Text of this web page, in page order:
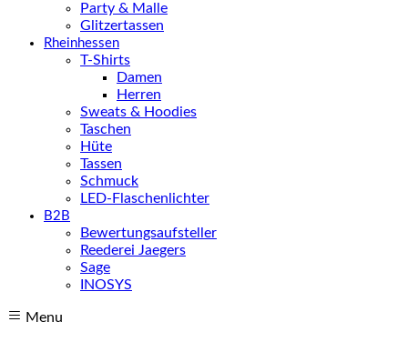
Party & Malle
Glitzertassen
Rheinhessen
T-Shirts
Damen
Herren
Sweats & Hoodies
Taschen
Hüte
Tassen
Schmuck
LED-Flaschenlichter
B2B
Bewertungsaufsteller
Reederei Jaegers
Sage
INOSYS
Menu